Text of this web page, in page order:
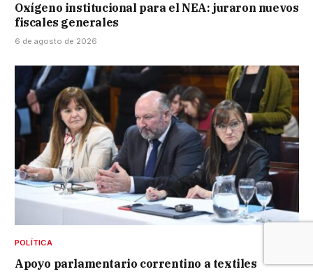
Oxígeno institucional para el NEA: juraron nuevos
fiscales generales
6 de agosto de 2026
POLÍTICA
Apoyo parlamentario correntino a textiles